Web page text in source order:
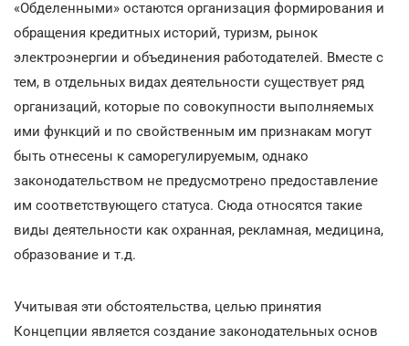
«Обделенными» остаются организация формирования и
обращения кредитных историй, туризм, рынок
электроэнергии и объединения работодателей. Вместе с
тем, в отдельных видах деятельности существует ряд
организаций, которые по совокупности выполняемых
ими функций и по свойственным им признакам могут
быть отнесены к саморегулируемым, однако
законодательством не предусмотрено предоставление
им соответствующего статуса. Сюда относятся такие
виды деятельности как охранная, рекламная, медицина,
образование и т.д.
Учитывая эти обстоятельства, целью принятия
Концепции является создание законодательных основ